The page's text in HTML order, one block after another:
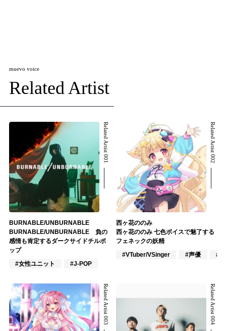
muevo voice
Related Artist
Related Artist 001
BURNABLE/UNBURNABLE
BURNABLE/UNBURNABLE 負の
感情も肯定するダークサイドチルポ
ップ
#女性ユニット
#J-POP
Related Artist 002
西ヶ花ののみ
西ヶ花ののみ 七色ボイスで魅了する
フェネックの妖精
#VTuber/VSinger
#声優 #
Related Artist 003 Related Artist 004